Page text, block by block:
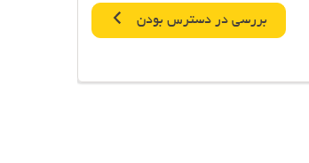
بررسی در دسترس بودن